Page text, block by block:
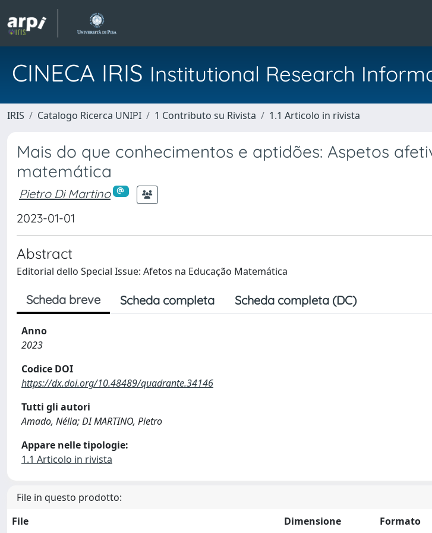
CINECA IRIS Institutional Research
IRIS Catalogo Ricerca UNIPI 1 Contributo su Rivista 1.1 Articolo in rivista
Mais do que conhecimentos e aptidões: Aspetos
matemática
Pietro Di Martino
2023-01-01
Abstract
Editorial dello Special Issue: Afetos na Educação Matemática
Scheda breve Scheda completa Scheda completa (DC)
Anno
2023
Codice DOI
https://dx.doi.org/10.48489/quadrante.34146
Tutti gli autori
Amado, Nélia; DI MARTINO, Pietro
Appare nelle tipologie:
1.1 Articolo in rivista
File in questo prodotto:
File
Dimensione Formato